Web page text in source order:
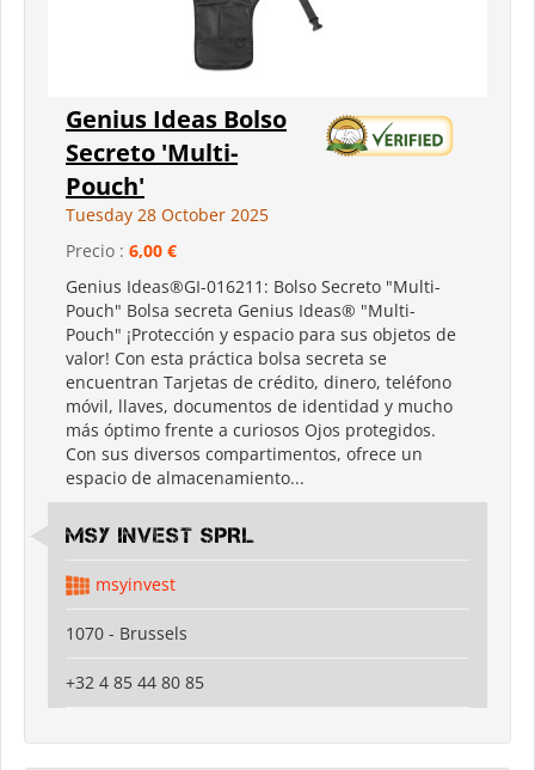
Genius Ideas Bolso
Secreto 'Multi-
Pouch'
Tuesday 28 October 2025
Precio : 6,00 €
Genius Ideas®GI-016211: Bolso Secreto "Multi-
Pouch" Bolsa secreta Genius Ideas® "Multi-
Pouch" ¡Protección y espacio para sus objetos de
valor! Con esta práctica bolsa secreta se
encuentran Tarjetas de crédito, dinero, teléfono
móvil, llaves, documentos de identidad y mucho
más óptimo frente a curiosos Ojos protegidos.
Con sus diversos compartimentos, ofrece un
espacio de almacenamiento...
MSY INVEST SPRL
msyinvest
1070 - Brussels
+32 4 85 44 80 85